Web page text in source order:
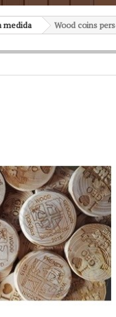
medida Wood coins